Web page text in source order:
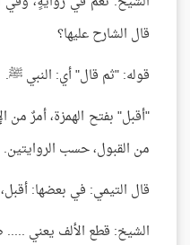
قال الشارح عليها؟
قوله: "ثم قال" أي: النبي ﷺ.
"أقبل" بفتح الهمزة، أمرٌ من
من القبول، حسب الروايتين.
قال التيمي: في بعضها:
الشيخ: قطع الألف يعني